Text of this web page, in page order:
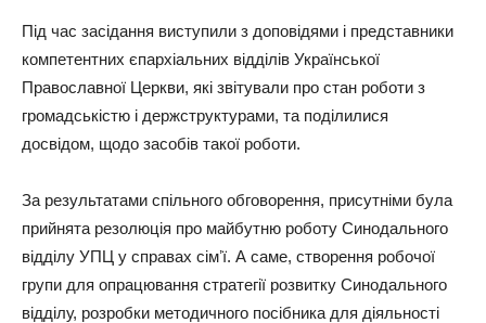
Під час засідання виступили з доповідями і представники
компетентних єпархіальних відділів Української
Православної Церкви, які звітували про стан роботи з
громадськістю і держструктурами, та поділилися
досвідом, щодо засобів такої роботи.
За результатами спільного обговорення, присутніми була
прийнята резолюція про майбутню роботу Синодального
відділу УПЦ у справах сімʼї. А саме, створення робочої
групи для опрацювання стратегії розвитку Синодального
відділу, розробки методичного посібника для діяльності